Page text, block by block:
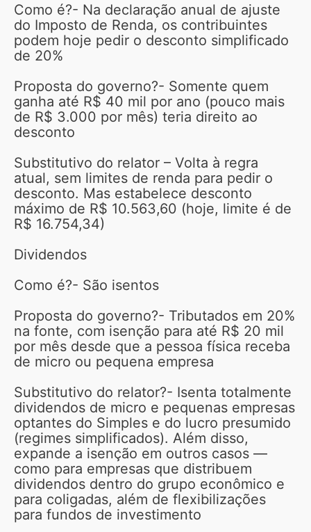
Como é?- Na declaração anual de ajuste
do Imposto de Renda, os contribuintes
podem hoje pedir o desconto simplificado
de 20%
Proposta do governo?- Somente quem
ganha até R$ 40 mil por ano (pouco mais
de R$ 3.000 por mês) teria direito ao
desconto
Substitutivo do relator – Volta à regra
atual, sem limites de renda para pedir o
desconto. Mas estabelece desconto
máximo de R$ 10.563,60 (hoje, limite é de
R$ 16.754,34)
Dividendos
Como é?- São isentos
Proposta do governo?- Tributados em 20%
na fonte, com isenção para até R$ 20 mil
por mês desde que a pessoa física receba
de micro ou pequena empresa
Substitutivo do relator?- Isenta totalmente
dividendos de micro e pequenas empresas
optantes do Simples e do lucro presumido
(regimes simplificados). Além disso,
expande a isenção em outros casos —
como para empresas que distribuem
dividendos dentro do grupo econômico e
para coligadas, além de flexibilizações
para fundos de investimento